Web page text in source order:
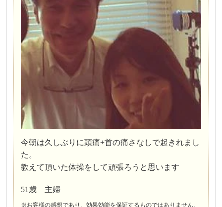
今朝は久しぶりに頭痛+首の痛さなしで起きれまし
た。
教えて頂いた体操をして頑張ろうと思います
51歳 主婦
※お客様の感想であり、効果効能を保証するものではありません。